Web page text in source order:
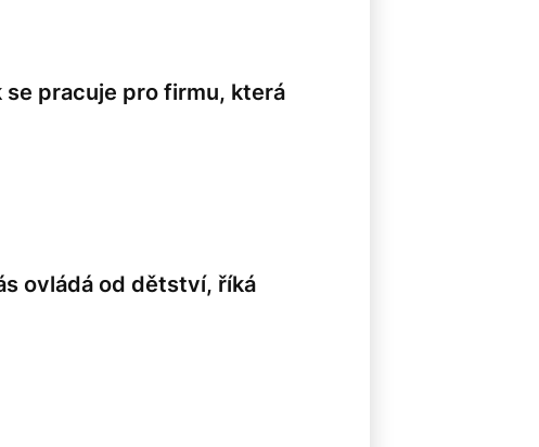
se pracuje pro firmu, která
ovládá od dětství, říká